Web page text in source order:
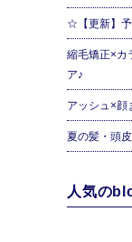
☆【更新】
縮毛矯正×カ
ア♪
アッシュ×顔
夏の髪・頭
人気の